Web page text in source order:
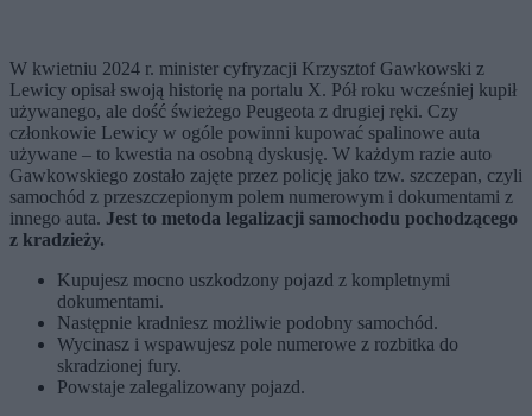
W kwietniu 2024 r. minister cyfryzacji Krzysztof Gawkowski z
Lewicy opisał swoją historię na portalu X. Pół roku wcześniej kupił
używanego, ale dość świeżego Peugeota z drugiej ręki. Czy
członkowie Lewicy w ogóle powinni kupować spalinowe auta
używane – to kwestia na osobną dyskusję. W każdym razie auto
Gawkowskiego zostało zajęte przez policję jako tzw. szczepan, czyli
samochód z przeszczepionym polem numerowym i dokumentami z
innego auta. Jest to metoda legalizacji samochodu pochodzącego
z kradzieży.
Kupujesz mocno uszkodzony pojazd z kompletnymi
dokumentami.
Następnie kradniesz możliwie podobny samochód.
Wycinasz i wspawujesz pole numerowe z rozbitka do
skradzionej fury.
Powstaje zalegalizowany pojazd.